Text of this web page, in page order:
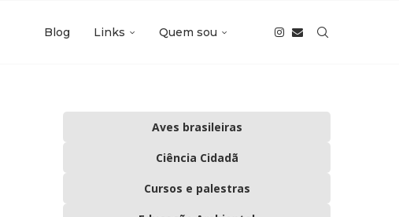
Blog Links Quem sou
Aves brasileiras
Ciência Cidadã
Cursos e palestras